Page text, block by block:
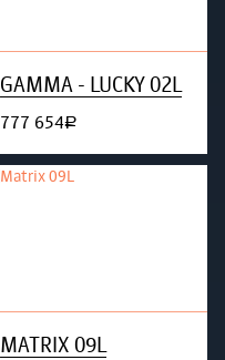
GAMMA - LUCKY 02L
777 654руб.
MATRIX 09L